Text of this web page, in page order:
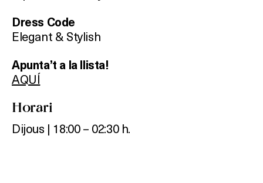
Dress Code
Elegant & Stylish
Apunta’t a la llista!
AQUÍ
Horari
Dijous | 18:00 – 02:30 h.